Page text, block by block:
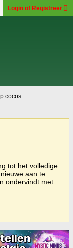
Login of Registreer
cocos
tot het volledige
aan te
ondervindt met